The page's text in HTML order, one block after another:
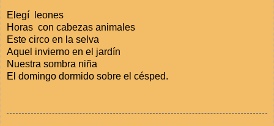
Elegí leones
Horas con cabezas animales
Este circo en la selva
Aquel invierno en el jardín
Nuestra sombra niña
El domingo dormido sobre el césped.